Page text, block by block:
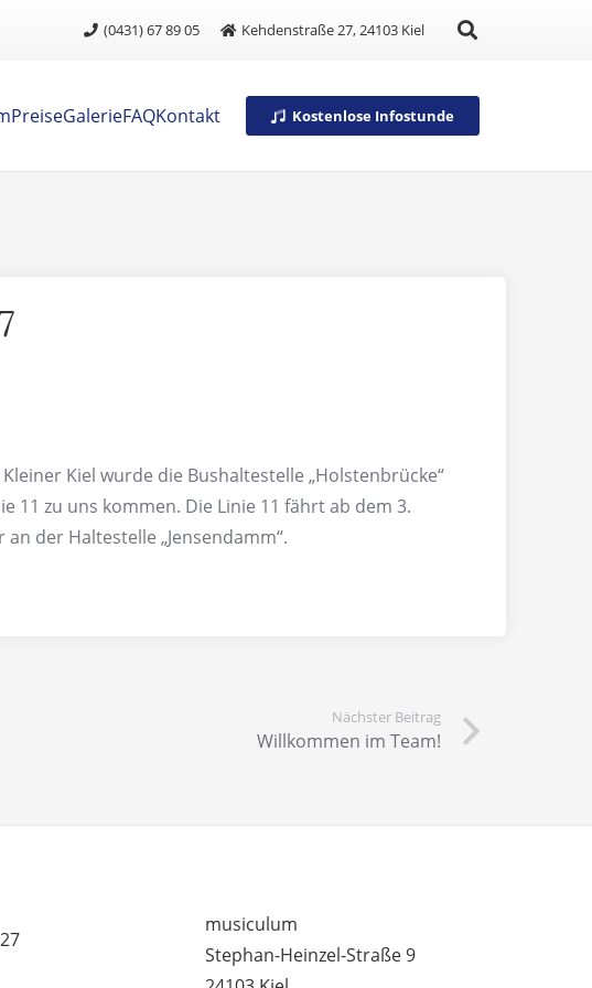
(0431) 67 89 05 Kehdenstraße 27, 24103 Kiel
PreiseGalerieFAQKontakt Kostenlose Infostunde
Kiel wurde die Bushaltestelle „Holstenbrücke“
11 zu uns kommen. Die Linie 11 fährt ab dem 3.
der Haltestelle „Jensendamm“.
Nächster Beitrag
Willkommen im Team!
musiculum
Stephan-Heinzel-Straße 9